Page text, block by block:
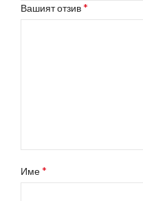
Вашият отзив*
Име*